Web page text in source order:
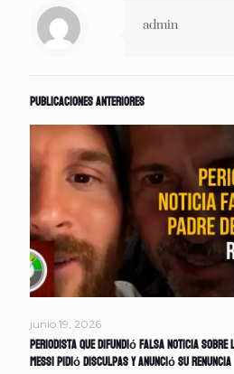
admin
Publicaciones anteriores
junio 19, 2026
Periodista que difundió falsa noticia sobre
Messi pidió disculpas y anunció su renuncia